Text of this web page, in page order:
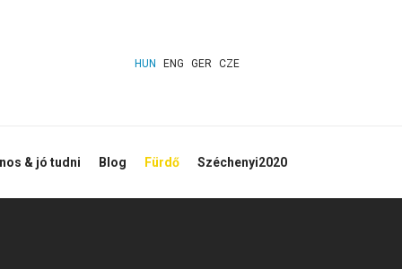
HUN ENG GER CZE
& jó tudni Blog Fürdő Széchenyi2020